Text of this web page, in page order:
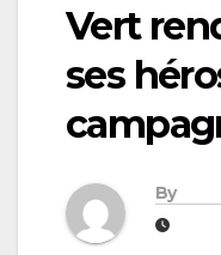
Vert
ses
By